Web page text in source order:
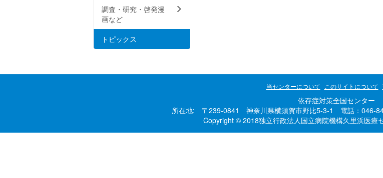
調査・研究・啓発漫
画など
トピックス
当センターについて このサイトについて
依存症対策全国センター
所在地: 〒239-0841 神奈川県横須賀市野比5-3-1 電話：046-
Copyright © 2018独立行政法人国立病院機構久里浜医療